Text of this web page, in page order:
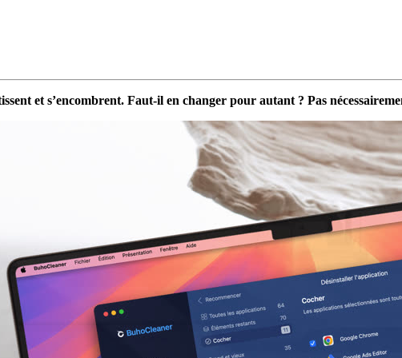
et s’encombrent. Faut-il en changer pour autant ? Pas